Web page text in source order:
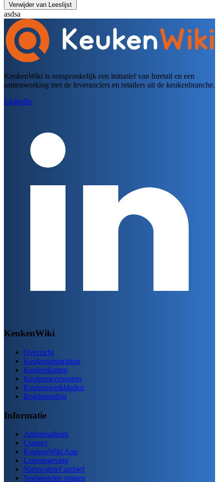
Verwijder van Leeslijst
asdsa
KeukenWiki is oorspronkelijk een initiatief van Inretail en een
samenwerking met de leveranciers en retailers uit de keukenbranche.
LinkedIn
KeukenWiki
Overzicht
Keukenapparatuur
Keukenkasten
Keukenaccessoires
Keukenwerkbladen
Begrippenlijst
Informatie
Ambassadeurs
Contact
KeukenWiki App
Leeromgeving
Nieuwsbrief archief
Veelgestelde vragen